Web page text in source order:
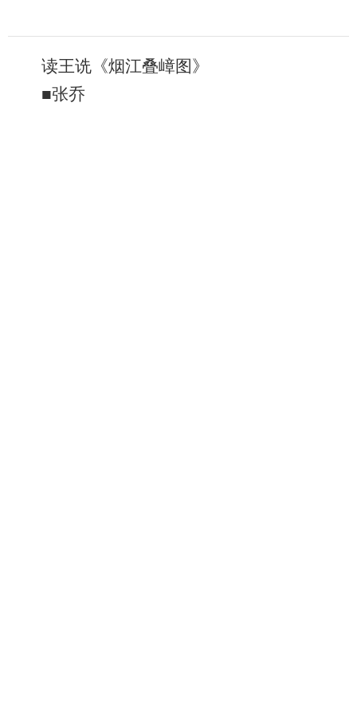
读王诜《烟江叠嶂图》
■张乔